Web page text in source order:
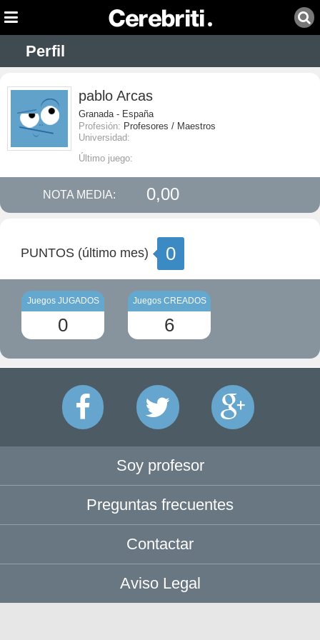
Perfil
pablo Arcas
Granada - España
Profesión: Profesores / Maestros
Universidad:
Último juego:
NOTA MEDIA: 0,00
PUNTOS (último mes) 0
Juegos JUGADOS
0
Juegos CREADOS
6
Soy profesor
Preguntas frecuentes
Contactar
Aviso Legal